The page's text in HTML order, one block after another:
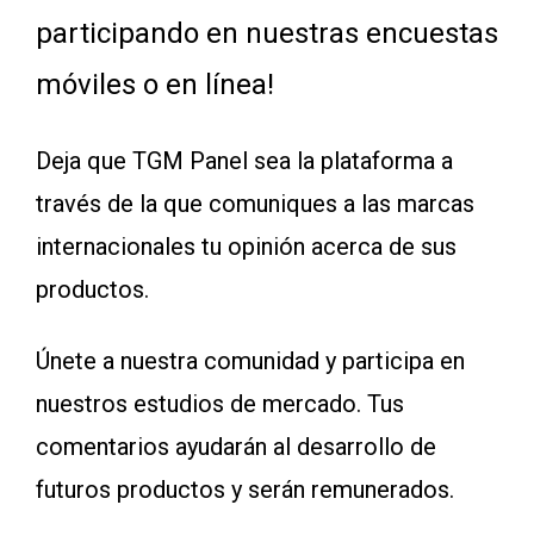
participando en nuestras encuestas
móviles o en línea!
Deja que TGM Panel sea la plataforma a
través de la que comuniques a las marcas
internacionales tu opinión acerca de sus
productos.
Únete a nuestra comunidad y participa en
nuestros estudios de mercado. Tus
comentarios ayudarán al desarrollo de
futuros productos y serán remunerados.